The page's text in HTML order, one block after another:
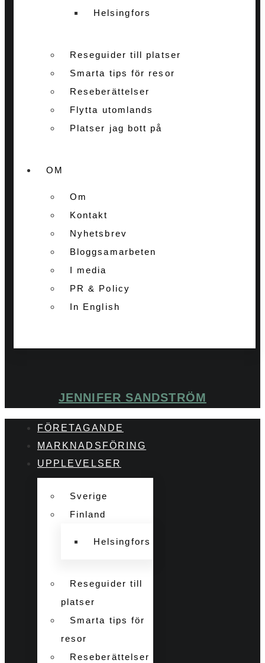
Helsingfors
Reseguider till platser
Smarta tips för resor
Reseberättelser
Flytta utomlands
Platser jag bott på
OM
Om
Kontakt
Nyhetsbrev
Bloggsamarbeten
I media
PR & Policy
In English
JENNIFER SANDSTRÖM
FÖRETAGANDE
MARKNADSFÖRING
UPPLEVELSER
Sverige
Finland
Helsingfors
Reseguider till
platser
Smarta tips för
resor
Reseberättelser